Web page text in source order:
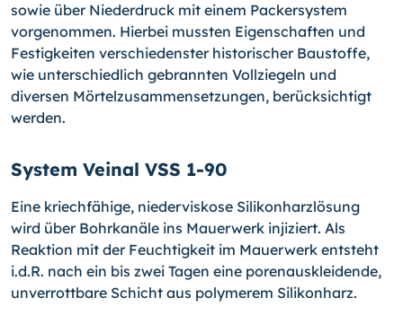
sowie über Niederdruck mit einem Packersystem
vorgenommen. Hierbei mussten Eigenschaften und
Festigkeiten verschiedenster historischer Baustoffe,
wie unterschiedlich gebrannten Vollziegeln und
diversen Mörtelzusammensetzungen, berücksichtigt
werden.
System Veinal VSS 1-90
Eine kriechfähige, niederviskose Silikonharzlösung
wird über Bohrkanäle ins Mauerwerk injiziert. Als
Reaktion mit der Feuchtigkeit im Mauerwerk entsteht
i.d.R. nach ein bis zwei Tagen eine porenauskleidende,
unverrottbare Schicht aus polymerem Silikonharz.